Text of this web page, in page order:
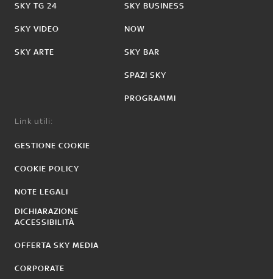
SKY TG 24
SKY VIDEO
SKY ARTE
SKY BUSINESS
NOW
SKY BAR
SPAZI SKY
PROGRAMMI
Link utili:
GESTIONE COOKIE
COOKIE POLICY
NOTE LEGALI
DICHIARAZIONE
ACCESSIBILITÀ
OFFERTA SKY MEDIA
CORPORATE